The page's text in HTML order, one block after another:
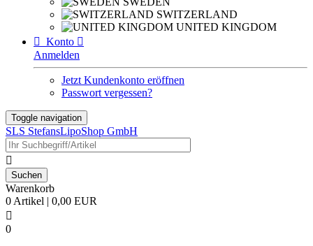
SWITZERLAND
UNITED KINGDOM
 Konto 
Anmelden
Jetzt Kundenkonto eröffnen
Passwort vergessen?
Toggle navigation
SLS StefansLipoShop GmbH

Warenkorb
0 Artikel | 0,00 EUR

0